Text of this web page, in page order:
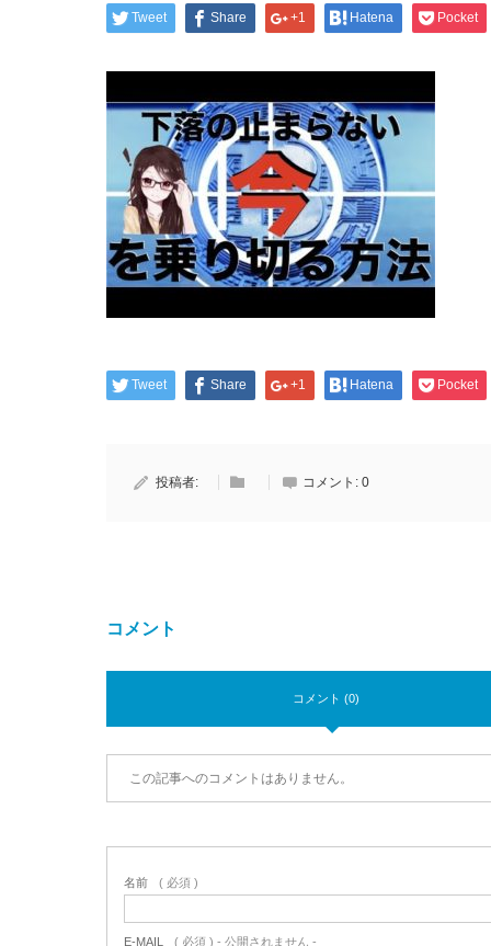
Tweet Share +1 Hatena Pocket
Tweet Share +1 Hatena Pocket
投稿者: コメント: 0
コメント
コメント (0)
この記事へのコメントはありません。
名前 ( 必須 )
E-MAIL ( 必須 ) - 公開されません -